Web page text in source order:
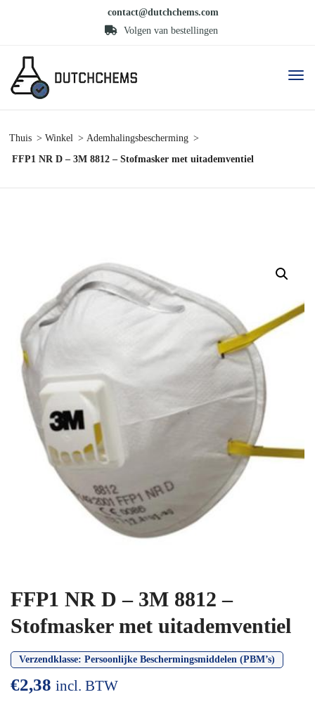
contact@dutchchems.com
Volgen van bestellingen
Thuis Winkel
Ademhalingsbescherming
FFP1 NR D – 3M 8812 – Stofmasker met uitademventiel
FFP1 NR D – 3M 8812 –
Stofmasker met uitademventiel
Verzendklasse: Persoonlijke Beschermingsmiddelen (PBM’s)
€2,38 incl. BTW